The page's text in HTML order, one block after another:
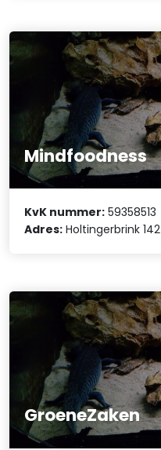
Mindfoodness
KvK nummer: 59358513
Adres: Holtingerbrink 142
GroeneZaken